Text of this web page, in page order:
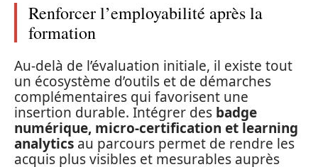
Renforcer l’employabilité après la
formation
Au-delà de l’évaluation initiale, il existe tout
un écosystème d’outils et de démarches
complémentaires qui favorisent une
insertion durable. Intégrer des badge
numérique, micro-certification et learning
analytics au parcours permet de rendre les
acquis plus visibles et mesurables auprès